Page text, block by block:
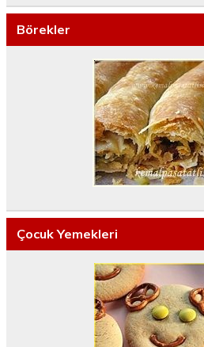
Börekler
Çocuk Yemekleri